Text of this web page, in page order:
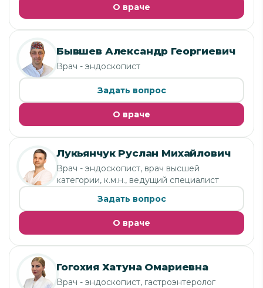
О враче
Бывшев Александр Георгиевич
Врач - эндоскопист
Задать вопрос
О враче
Лукьянчук Руслан Михайлович
Врач - эндоскопист, врач высшей
категории, к.м.н., ведущий специалист
Задать вопрос
О враче
Гогохия Хатуна Омариевна
Врач - эндоскопист, гастроэнтеролог